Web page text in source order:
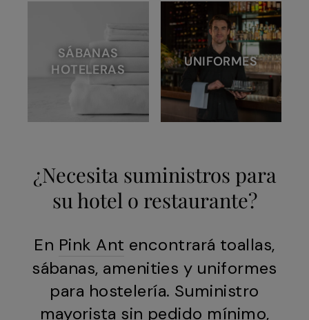
SÁBANAS
HOTELERAS
UNIFORMES
¿Necesita suministros para
su hotel o restaurante?
En Pink Ant encontrará toallas,
sábanas, amenities y uniformes
para hostelería. Suministro
mayorista sin pedido mínimo,